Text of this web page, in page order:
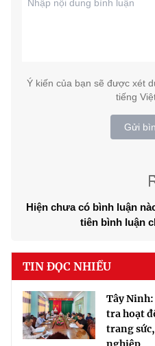
Ý kiến của bạn sẽ được xét
tiếng
Gửi
Hiện chưa có bình luận
tiên bình luận
TIN ĐỌC NHIỀU
Tây
tra hoạt
trang